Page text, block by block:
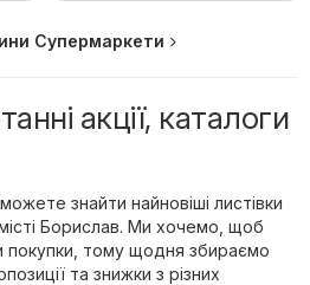
Супермаркети
акції, каталоги
знайти найновіші листівки
Борислав. Ми хочемо, щоб
покупки, тому щодня збираємо
та знижки з різних